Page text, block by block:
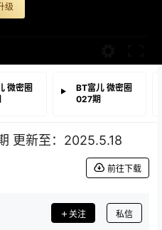
级
微密圈
BT富儿 微密圈
027期
更新至：2025.5.18
前往下载
关注 私信